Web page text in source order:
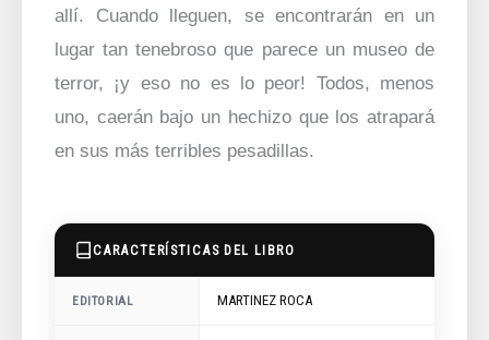
allí. Cuando lleguen, se encontrarán en un
lugar tan tenebroso que parece un museo de
terror, ¡y eso no es lo peor! Todos, menos
uno, caerán bajo un hechizo que los atrapará
en sus más terribles pesadillas.
CARACTERÍSTICAS DEL LIBRO
EDITORIAL MARTINEZ ROCA